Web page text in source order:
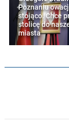
Poznaniu
stojąco. Chce
stolicę do
miasta